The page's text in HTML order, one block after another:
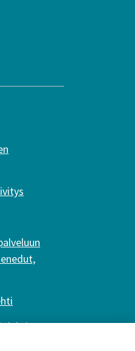
-lehti